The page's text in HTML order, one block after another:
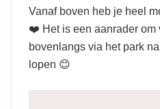
Vanaf boven heb je heel
❤️ Het is een aanrader om
bovenlangs via het park
lopen 😊